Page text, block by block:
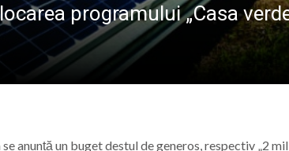
programului „Casa
anunță un buget destul de generos, respectiv „2